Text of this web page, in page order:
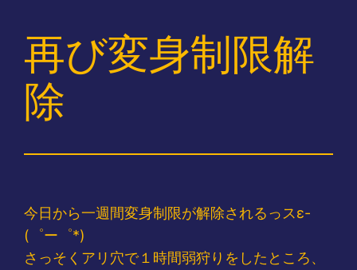
再び変身制限解
除
今日から一週間変身制限が解除されるっスε-
(゜ー゜*)
さっそくアリ穴で１時間弱狩りをしたところ、